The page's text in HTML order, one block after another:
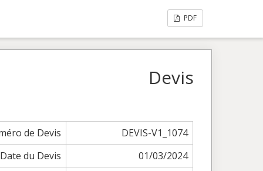
PDF
Devis
de Devis
DEVIS-V1_1074
Date du Devis
01/03/2024